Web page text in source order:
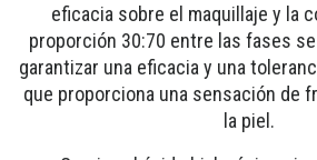
eficacia sobre el maquillaje y la
proporción 30:70 entre las fases
garantizar una eficacia y una
que proporciona una sensación de
la piel.